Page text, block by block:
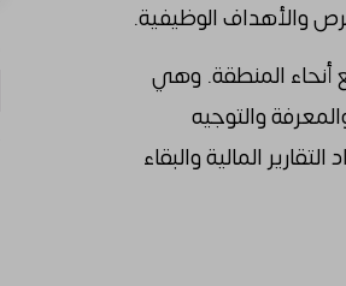
والأهداف الوظيفية.
أنحاء المنطقة. وهي
والتوجيه
المالية والبقاء